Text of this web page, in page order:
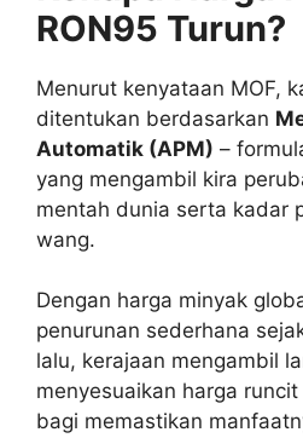
RON95 Turun?
Menurut kenyataan MOF,
ditentukan berdasarkan
Automatik (APM) –
yang mengambil kira
mentah dunia serta kadar
wang.
Dengan harga minyak
penurunan sederhana
lalu, kerajaan mengambil
menyesuaikan harga
bagi memastikan